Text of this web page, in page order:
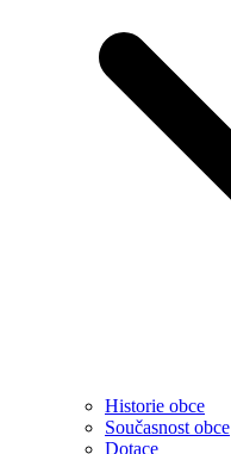
Historie obce
Současnost obce
Dotace